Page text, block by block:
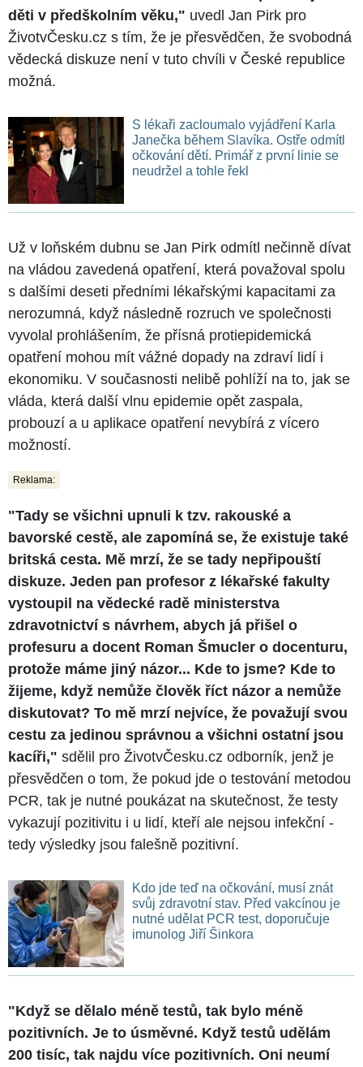
děti v předškolním věku," uvedl Jan Pirk pro
ŽivotvČesku.cz s tím, že je přesvědčen, že svobodná
vědecká diskuze není v tuto chvíli v České republice
možná.
S lékaři zacloumalo vyjádření Karla
Janečka během Slavíka. Ostře odmítl
očkování dětí. Primář z první linie se
neudržel a tohle řekl
Už v loňském dubnu se Jan Pirk odmítl nečinně dívat
na vládou zavedená opatření, která považoval spolu
s dalšími deseti předními lékařskými kapacitami za
nerozumná, když následně rozruch ve společnosti
vyvolal prohlášením, že přísná protiepidemická
opatření mohou mít vážné dopady na zdraví lidí i
ekonomiku. V současnosti nelibě pohlíží na to, jak se
vláda, která další vlnu epidemie opět zaspala,
probouzí a u aplikace opatření nevybírá z vícero
možností.
Reklama:
"Tady se všichni upnuli k tzv. rakouské a
bavorské cestě, ale zapomíná se, že existuje také
britská cesta. Mě mrzí, že se tady nepřipouští
diskuze. Jeden pan profesor z lékařské fakulty
vystoupil na vědecké radě ministerstva
zdravotnictví s návrhem, abych já přišel o
profesuru a docent Roman Šmucler o docenturu,
protože máme jiný názor... Kde to jsme? Kde to
žijeme, když nemůže člověk říct názor a nemůže
diskutovat? To mě mrzí nejvíce, že považují svou
cestu za jedinou správnou a všichni ostatní jsou
kacíři," sdělil pro ŽivotvČesku.cz odborník, jenž je
přesvědčen o tom, že pokud jde o testování metodou
PCR, tak je nutné poukázat na skutečnost, že testy
vykazují pozitivitu i u lidí, kteří ale nejsou infekční -
tedy výsledky jsou falešně pozitivní.
Kdo jde teď na očkování, musí znát
svůj zdravotní stav. Před vakcínou je
nutné udělat PCR test, doporučuje
imunolog Jiří Šinkora
"Když se dělalo méně testů, tak bylo méně
pozitivních. Je to úsměvné. Když testů udělám
200 tisíc, tak najdu více pozitivních. Oni neumí